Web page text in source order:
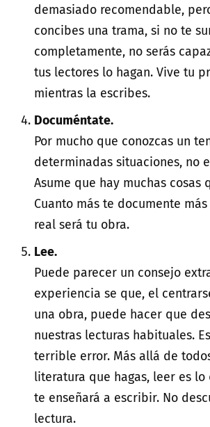
demasiado recomendable,
concibes una trama, si no te
completamente, no serás
tus lectores lo hagan. Vive tu
mientras la escribes.
Documéntate.
Por mucho que conozcas un
determinadas situaciones, no
Asume que hay muchas cosas
Cuanto más te documente
real será tu obra.
Lee.
Puede parecer un consejo
experiencia se que, el
una obra, puede hacer que
nuestras lecturas habituales.
terrible error. Más allá de
literatura que hagas, leer es lo
te enseñará a escribir. No
lectura.